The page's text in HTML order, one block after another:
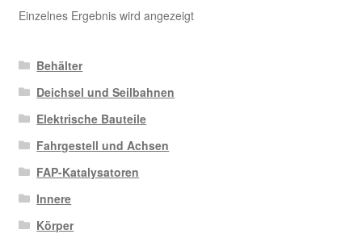
Einzelnes Ergebnis wird angezeigt
Behälter
Deichsel und Seilbahnen
Elektrische Bauteile
Fahrgestell und Achsen
FAP-Katalysatoren
Innere
Körper